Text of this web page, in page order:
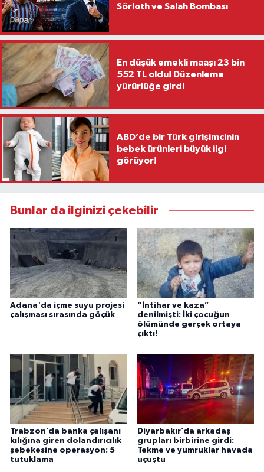
Sörloth ve Salah Bombası
En düşük emekli maaşı 23 bin
552 TL oldu! Düzenleme
yürürlüğe girdi
ABD’de bir Türk girişimcinin
bebek ürünleri büyük ilgi
görüyor!
Bunlar da ilginizi çekebilir
Adana'da içme suyu projesi
çalışması sırasında göçük
“İntihar ve kaza”
denilmişti: İki çocuğun
ölümünde gerçek ortaya
çıktı!
Trabzon’da banka çalışanı
kılığına giren dolandırıcılık
şebekesine operasyon: 5
tutuklama
Diyarbakır’da arkadaş
grupları birbirine girdi:
Tekme ve yumruklar havada
uçuştu